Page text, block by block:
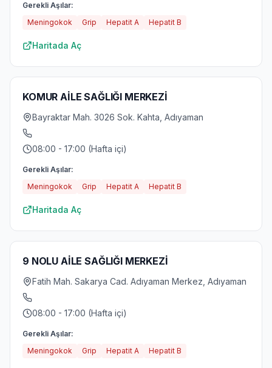
Gerekli Aşılar:
Meningokok
Grip Hepatit A Hepatit B
Haritada Aç
KOMUR AİLE SAĞLIĞI MERKEZİ
Bayraktar Mah. 3026 Sok. Kahta, Adıyaman
08:00 - 17:00 (Hafta içi)
Gerekli Aşılar:
Meningokok
Grip Hepatit A Hepatit B
Haritada Aç
9 NOLU AİLE SAĞLIĞI MERKEZİ
Fatih Mah. Sakarya Cad. Adıyaman Merkez, Adıyaman
08:00 - 17:00 (Hafta içi)
Gerekli Aşılar:
Meningokok
Grip Hepatit A Hepatit B